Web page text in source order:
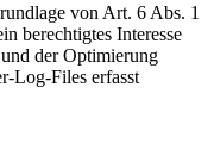
von Art. 6 Abs. 1
berechtigtes Interesse
der Optimierung
Log-Files erfasst